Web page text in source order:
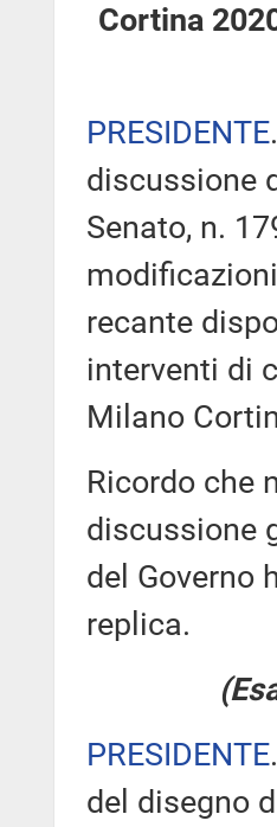
Cortina
PRESIDENTE
discussione
Senato, n.
recante
interventi di
Milano
Ricordo che
discussione
del Governo
replica.
PRESIDENTE
del disegno